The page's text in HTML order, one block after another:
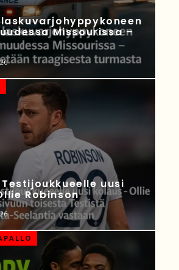
Missourissa –
uusi
Robinson